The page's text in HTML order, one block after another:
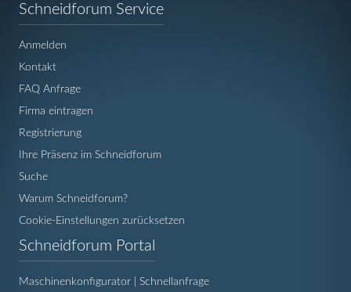
Schneidforum Service
Anmelden
Kontakt
FAQ Anfrage
Firma eintragen
Registrierung
Ihre Präsenz im Schneidforum
Suche
Warum Schneidforum?
Cookie-Einstellungen zurücksetzen
Schneidforum Portal
Maschinenkonfigurator | Schnellanfrage